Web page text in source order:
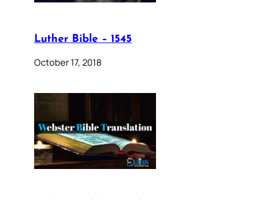
Luther Bible – 1545
October 17, 2018